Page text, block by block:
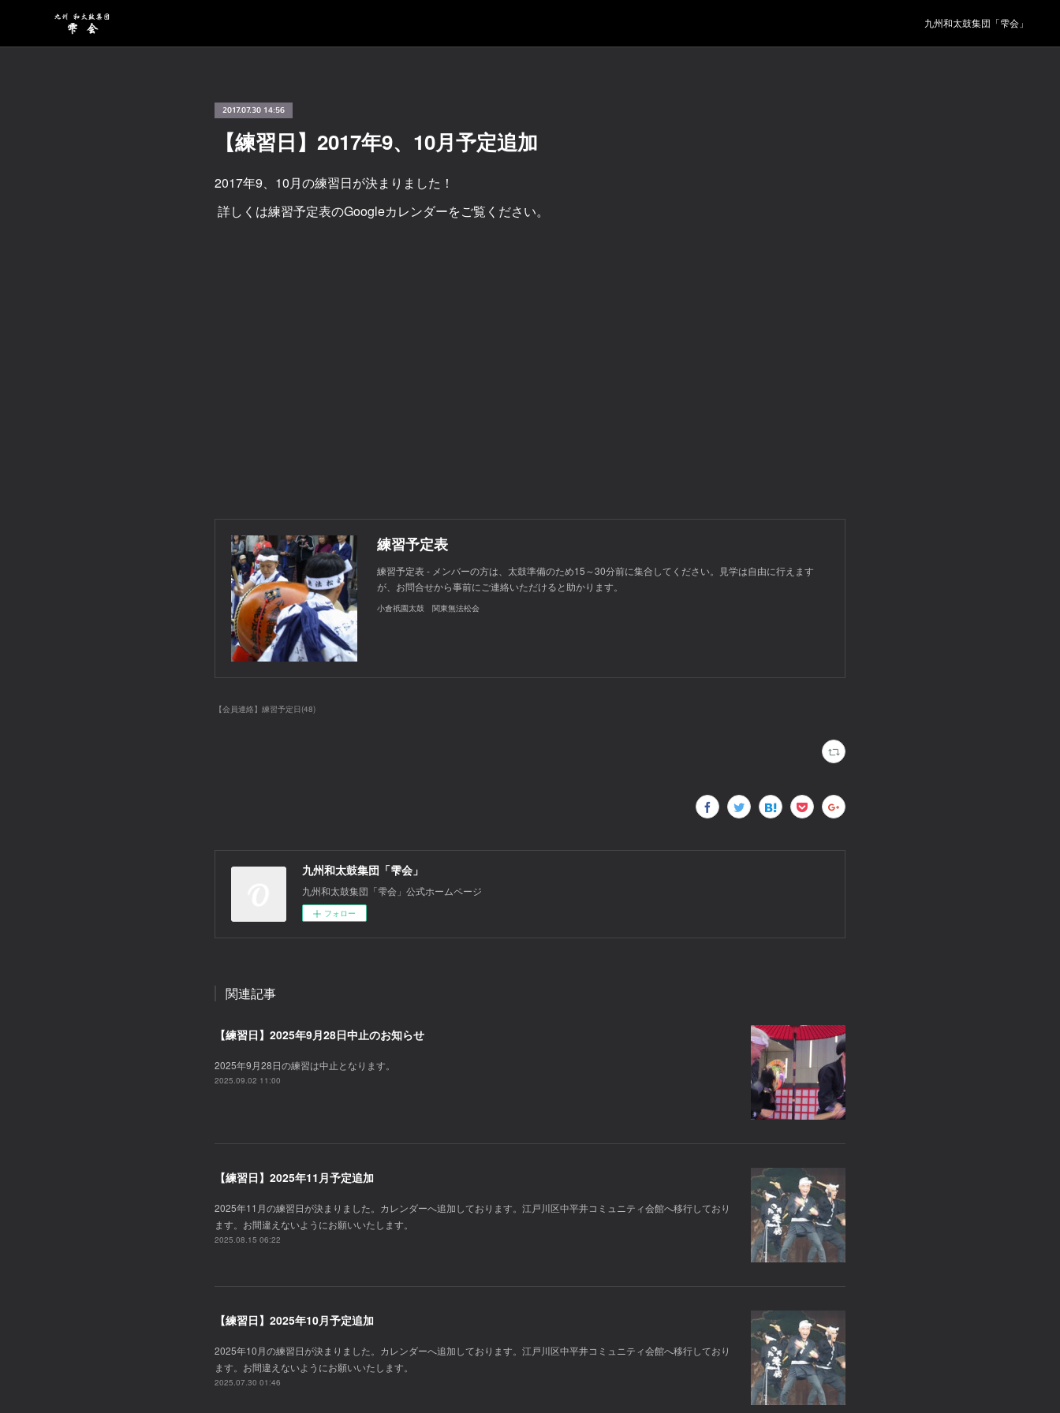
九州和太鼓集団「雫会」
2017.07.30 14:56
【練習日】2017年9、10月予定追加
2017年9、10月の練習日が決まりました！
詳しくは練習予定表のGoogleカレンダーをご覧ください。
練習予定表
練習予定表 - メンバーの方は、太鼓準備のため15～30分前に集合してください。見学は自由に行えます
が、お問合せから事前にご連絡いただけると助かります。
小倉祇園太鼓 関東無法松会
【会員連絡】練習予定日(48)
九州和太鼓集団「雫会」
九州和太鼓集団「雫会」公式ホームページ
フォロー
関連記事
【練習日】2025年9月28日中止のお知らせ
2025年9月28日の練習は中止となります。
2025.09.02 11:00
【練習日】2025年11月予定追加
2025年11月の練習日が決まりました。カレンダーへ追加しております。江戸川区中平井コミュニティ会館へ移行しており
ます。お間違えないようにお願いいたします。
2025.08.15 06:22
【練習日】2025年10月予定追加
2025年10月の練習日が決まりました。カレンダーへ追加しております。江戸川区中平井コミュニティ会館へ移行しており
ます。お間違えないようにお願いいたします。
2025.07.30 01:46